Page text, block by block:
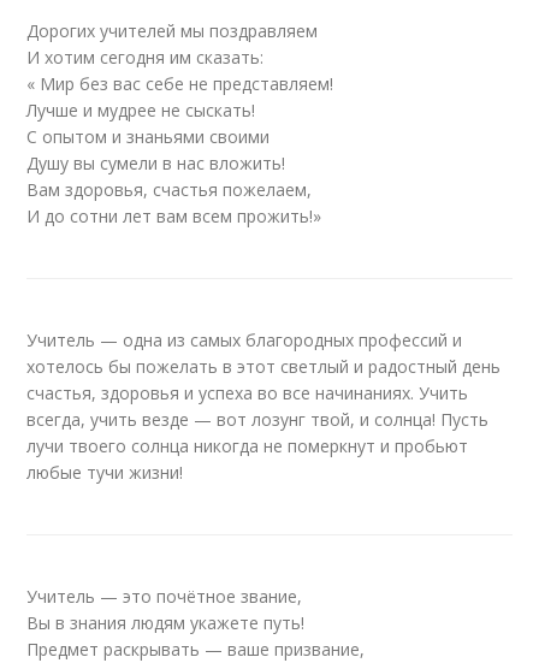
Дорогих учителей мы поздравляем
И хотим сегодня им сказать:
« Мир без вас себе не представляем!
Лучше и мудрее не сыскать!
С опытом и знаньями своими
Душу вы сумели в нас вложить!
Вам здоровья, счастья пожелаем,
И до сотни лет вам всем прожить!»
Учитель — одна из самых благородных профессий и
хотелось бы пожелать в этот светлый и радостный день
счастья, здоровья и успеха во все начинаниях. Учить
всегда, учить везде — вот лозунг твой, и солнца! Пусть
лучи твоего солнца никогда не померкнут и пробьют
любые тучи жизни!
Учитель — это почётное звание,
Вы в знания людям укажете путь!
Предмет раскрывать — ваше призвание,